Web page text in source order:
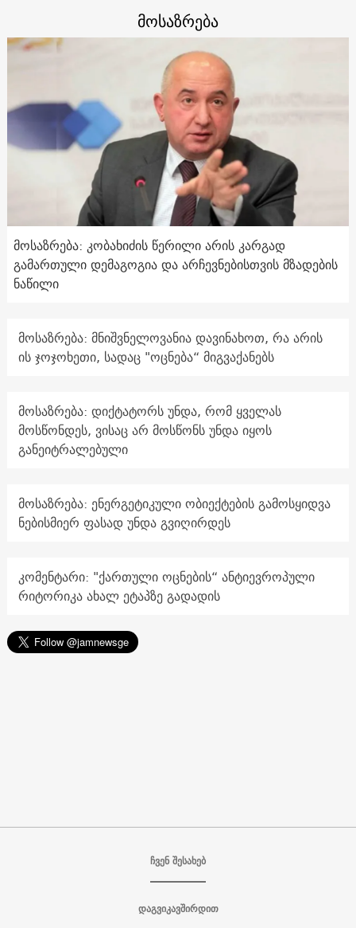
მოსაზრება
მოსაზრება: კობახიძის წერილი არის კარგად
გამართული დემაგოგია და არჩევნებისთვის მზადების
ნაწილი
მოსაზრება: მნიშვნელოვანია დავინახოთ, რა არის
ის ჯოჯოხეთი, სადაც "ოცნება“ მიგვაქანებს
მოსაზრება: დიქტატორს უნდა, რომ ყველას
მოსწონდეს, ვისაც არ მოსწონს უნდა იყოს
განეიტრალებული
მოსაზრება: ენერგეტიკული ობიექტების გამოსყიდვა
ნებისმიერ ფასად უნდა გვიღირდეს
კომენტარი: "ქართული ოცნების“ ანტიევროპული
რიტორიკა ახალ ეტაპზე გადადის
ჩვენ შესახებ
დაგვიკავშირდით